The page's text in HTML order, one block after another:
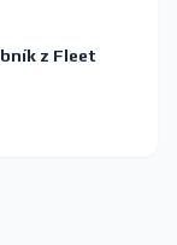
z Fleet